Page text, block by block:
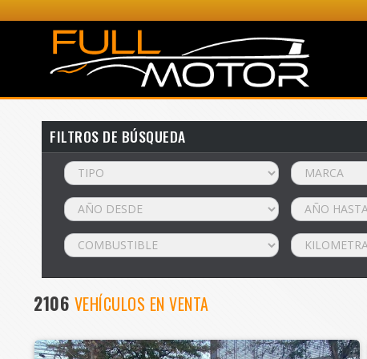
FILTROS DE BÚSQUEDA
2106 VEHÍCULOS EN VENTA